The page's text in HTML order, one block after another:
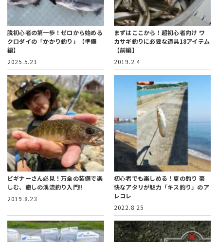
脱初心者の第一歩！ゼロから始める
クロダイの「かかり釣り」【準備
編】
2025.5.21
まずはここから！超初心者向け ワ
カサギ釣りに必要な道具18アイテム
【前編】
2019.2.4
ビギナーさん必見！万全の装備で楽
しむ、癒しの渓流釣り入門!!
2019.8.23
初心者でも楽しめる！夏の釣り 豪
快なアタリが魅力「キス釣り」のア
レコレ
2022.8.25